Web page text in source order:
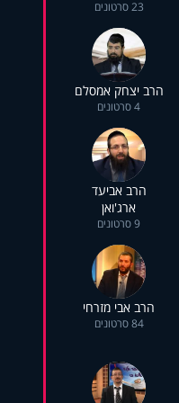
23 סרטונים
הרב יצחק אמסלם
4 סרטונים
הרב אביעד
ארג'ואן
9 סרטונים
הרב אבי מזרחי
84 סרטונים